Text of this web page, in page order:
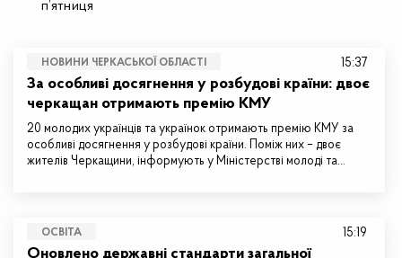
п’ятниця
НОВИНИ ЧЕРКАСЬКОЇ ОБЛАСТІ
За особливі досягнення у розбудові країни: двоє
черкащан отримають премію КМУ
20 молодих українців та українок отримають премію КМУ за
особливі досягнення у розбудові країни. Поміж них – двоє
жителів Черкащини, інформують у Міністерстві молоді та…
15:37
ОСВІТА
Оновлено державні стандарти загальної
15:19